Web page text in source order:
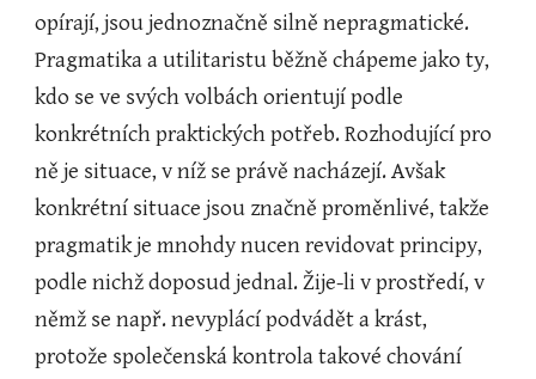
opírají, jsou jednoznačně silně nepragmatické.
Pragmatika a utilitaristu běžně chápeme jako ty,
kdo se ve svých volbách orientují podle
konkrétních praktických potřeb. Rozhodující pro
ně je situace, v níž se právě nacházejí. Avšak
konkrétní situace jsou značně proměnlivé, takže
pragmatik je mnohdy nucen revidovat principy,
podle nichž doposud jednal. Žije-li v prostředí, v
němž se např. nevyplácí podvádět a krást,
protože společenská kontrola takové chování